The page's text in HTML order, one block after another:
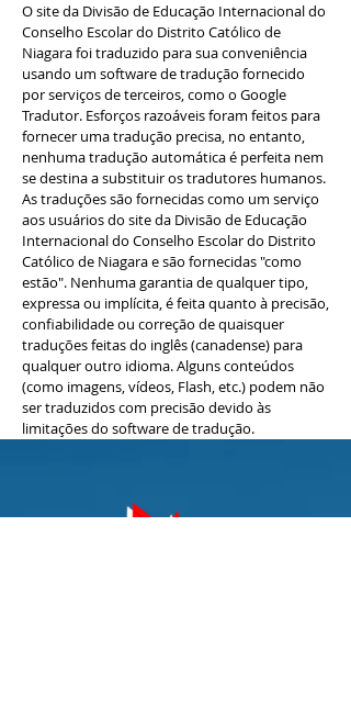
O site da Divisão de Educação Internacional do
Conselho Escolar do Distrito Católico de
Niagara foi traduzido para sua conveniência
usando um software de tradução fornecido
por serviços de terceiros, como o Google
Tradutor. Esforços razoáveis foram feitos para
fornecer uma tradução precisa, no entanto,
nenhuma tradução automática é perfeita nem
se destina a substituir os tradutores humanos.
As traduções são fornecidas como um serviço
aos usuários do site da Divisão de Educação
Internacional do Conselho Escolar do Distrito
Católico de Niagara e são fornecidas "como
estão". Nenhuma garantia de qualquer tipo,
expressa ou implícita, é feita quanto à precisão,
confiabilidade ou correção de quaisquer
traduções feitas do inglês (canadense) para
qualquer outro idioma. Alguns conteúdos
(como imagens, vídeos, Flash, etc.) podem não
ser traduzidos com precisão devido às
limitações do software de tradução.